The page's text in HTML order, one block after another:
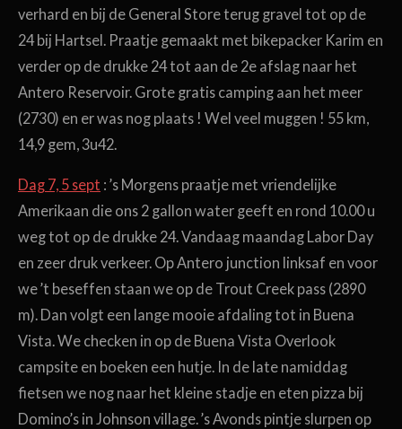
verhard en bij de General Store terug gravel tot op de
24 bij Hartsel. Praatje gemaakt met bikepacker Karim en
verder op de drukke 24 tot aan de 2e afslag naar het
Antero Reservoir. Grote gratis camping aan het meer
(2730) en er was nog plaats ! Wel veel muggen ! 55 km,
14,9 gem, 3u42.
Dag 7, 5 sept : ’s Morgens praatje met vriendelijke
Amerikaan die ons 2 gallon water geeft en rond 10.00 u
weg tot op de drukke 24. Vandaag maandag Labor Day
en zeer druk verkeer. Op Antero junction linksaf en voor
we ’t beseffen staan we op de Trout Creek pass (2890
m). Dan volgt een lange mooie afdaling tot in Buena
Vista. We checken in op de Buena Vista Overlook
campsite en boeken een hutje. In de late namiddag
fietsen we nog naar het kleine stadje en eten pizza bij
Domino’s in Johnson village. ’s Avonds pintje slurpen op